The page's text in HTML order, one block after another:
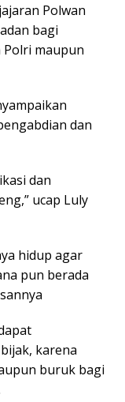
Polwan
bagi
maupun
dan
dan
ucap Luly
hidup agar
pun berada
karena
buruk bagi